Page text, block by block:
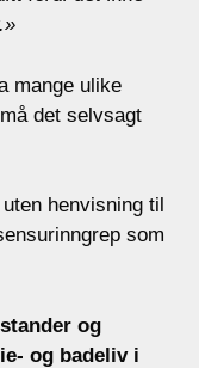
mange ulike
det selvsagt
henvisning til
som
og
og badeliv i